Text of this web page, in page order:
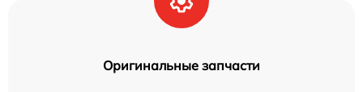
Оригинальные запчасти